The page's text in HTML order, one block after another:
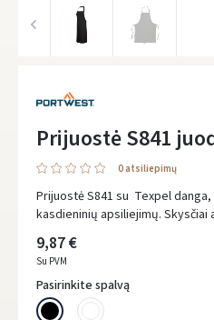
Prijuostė S841
0 atsiliepimų
Prijuostė S841 su Texpel
kasdieninių apsiliejimų. Skysčiai
9,87 €
Su PVM
Pasirinkite spalvą